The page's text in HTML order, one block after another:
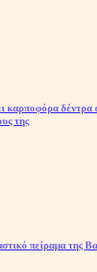
καρποφόρα δέντρα
της
πείραμα της